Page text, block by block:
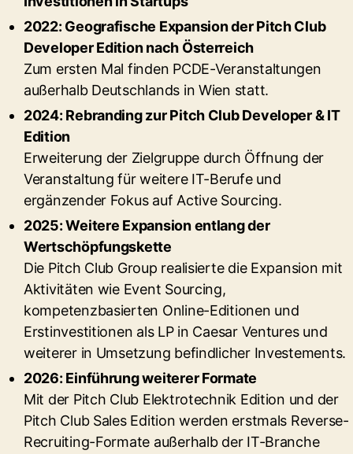
2022: Geografische Expansion der Pitch Club
Developer Edition nach Österreich
Zum ersten Mal finden PCDE-Veranstaltungen
außerhalb Deutschlands in Wien statt.
2024: Rebranding zur Pitch Club Developer & IT
Edition
Erweiterung der Zielgruppe durch Öffnung der
Veranstaltung für weitere IT-Berufe und
ergänzender Fokus auf Active Sourcing.
2025: Weitere Expansion entlang der
Wertschöpfungskette
Die Pitch Club Group realisierte die Expansion mit
Aktivitäten wie Event Sourcing,
kompetenzbasierten Online-Editionen und
Erstinvestitionen als LP in Caesar Ventures und
weiterer in Umsetzung befindlicher Investements.
2026: Einführung weiterer Formate
Mit der Pitch Club Elektrotechnik Edition und der
Pitch Club Sales Edition werden erstmals Reverse-
Recruiting-Formate außerhalb der IT-Branche